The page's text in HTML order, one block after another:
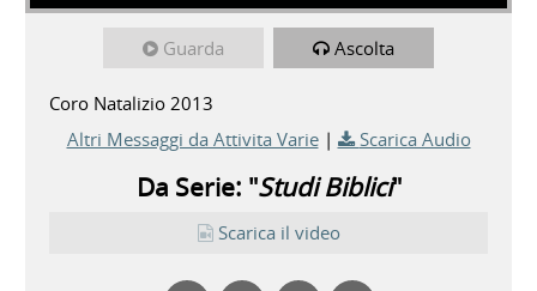
Guarda Ascolta
Coro Natalizio 2013
Altri Messaggi da Attivita Varie| Scarica Audio
Da Serie: "Studi Biblici"
Scarica il video